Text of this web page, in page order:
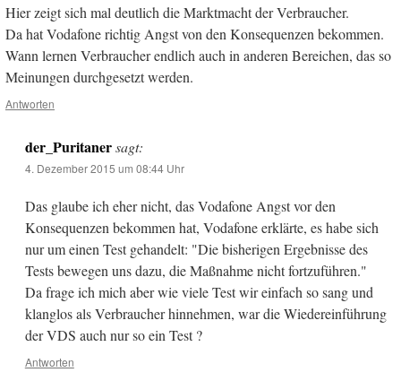
Hier zeigt sich mal deutlich die Marktmacht der Verbraucher.
Da hat Vodafone richtig Angst von den Konsequenzen bekommen.
Wann lernen Verbraucher endlich auch in anderen Bereichen, das so
Meinungen durchgesetzt werden.
Antworten
der_Puritaner sagt:
4. Dezember 2015 um 08:44 Uhr
Das glaube ich eher nicht, das Vodafone Angst vor den
Konsequenzen bekommen hat, Vodafone erklärte, es habe sich
nur um einen Test gehandelt: "Die bisherigen Ergebnisse des
Tests bewegen uns dazu, die Maßnahme nicht fortzuführen."
Da frage ich mich aber wie viele Test wir einfach so sang und
klanglos als Verbraucher hinnehmen, war die Wiedereinführung
der VDS auch nur so ein Test ?
Antworten